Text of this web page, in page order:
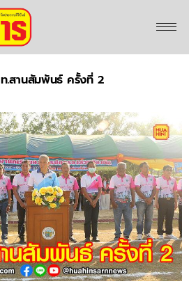
.สานสัมพันธ์ ครั้งที่ 2